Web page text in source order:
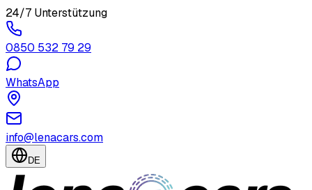
24/7 Unterstützung
0850 532 79 29
WhatsApp
info@lenacars.com
DE